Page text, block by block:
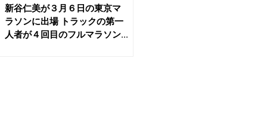
新谷仁美が３月６日の東京マ
ラソンに出場 トラックの第一
人者が４回目のフルマラソン...